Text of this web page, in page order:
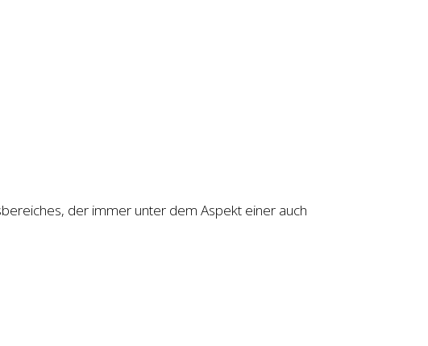
der immer unter dem Aspekt einer auch